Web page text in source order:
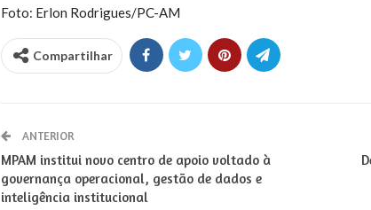
Foto: Erlon Rodrigues/PC-AM
Compartilhar
ANTERIOR
MPAM institui novo centro de apoio voltado à
governança operacional, gestão de dados e
inteligência institucional